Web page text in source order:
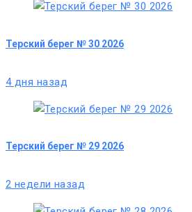
Терский берег № 30 2026
4 дня назад
Терский берег № 29 2026
2 недели назад